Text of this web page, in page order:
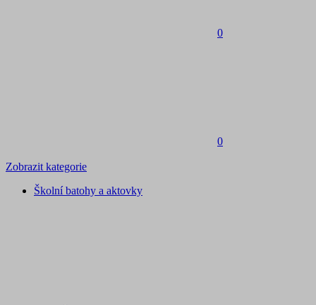
0
0
Zobrazit kategorie
Školní batohy a aktovky